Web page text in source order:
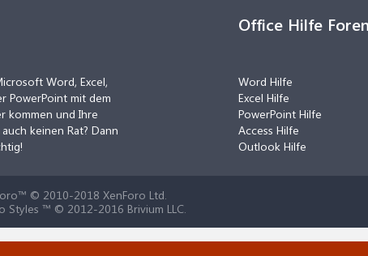
Word, Excel,
PowerPoint mit dem
kommen und Ihre
keinen Rat? Dann
Office Hilfe Foren
Word Hilfe
Excel Hilfe
PowerPoint Hilfe
Access Hilfe
Outlook Hilfe
© 2010-2018 XenForo Ltd.
Styles ™ © 2012-2016 Brivium LLC.